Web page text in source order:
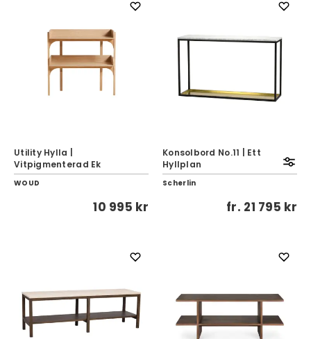
Utility Hylla |
Vitpigmenterad Ek
WOUD
10 995 kr
Konsolbord No.11 | Ett
Hyllplan
Scherlin
fr. 21 795 kr